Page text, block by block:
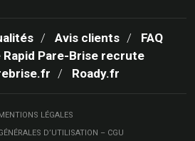
Avis clients
FAQ
Pare-Brise recrute
Roady.fr
MENTIONS LÉGALES
D’UTILISATION – CGU